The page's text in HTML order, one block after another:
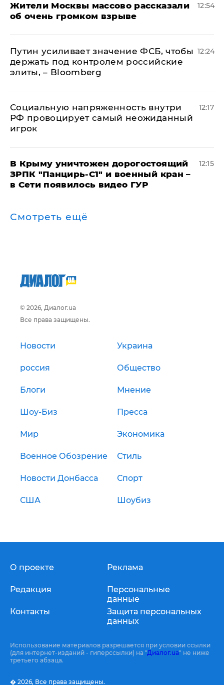
Жители Москвы массово рассказали
об очень громком взрыве
12:54
Путин усиливает значение ФСБ, чтобы
держать под контролем российские
элиты, – Bloomberg
12:24
Социальную напряженность внутри
РФ провоцирует самый неожиданный
игрок
12:17
В Крыму уничтожен дорогостоящий
ЗРПК "Панцирь-С1" и военный кран –
в Сети появилось видео ГУР
12:15
Смотреть ещё
© 2026, Диалог.ua
Все права защищены.
Новости Украина
россия Общество
Блоги Мнение
Шоу-Биз Пресса
Мир Экономика
Военное Обозрение Стиль
Новости Донбасса Спорт
США Шоубиз
О проекте
Редакция
Контакты
Реклама
Персональные
данные
Защита персональных
данных
Использование материалов разрешается при условии ссылки
(для интернет-изданий - гиперссылки) на "Диалог.ua" не ниже
третьего абзаца.
� 2026, Все права защищены.